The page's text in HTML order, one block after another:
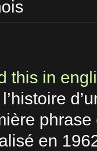
this in
en